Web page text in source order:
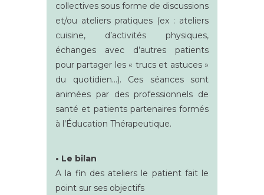
collectives sous forme de discussions
et/ou ateliers pratiques (ex : ateliers
cuisine, d’activités physiques,
échanges avec d’autres patients
pour partager les « trucs et astuces »
du quotidien…). Ces séances sont
animées par des professionnels de
santé et patients partenaires formés
à l’Éducation Thérapeutique.
• Le bilan
A la fin des ateliers le patient fait le
point sur ses objectifs